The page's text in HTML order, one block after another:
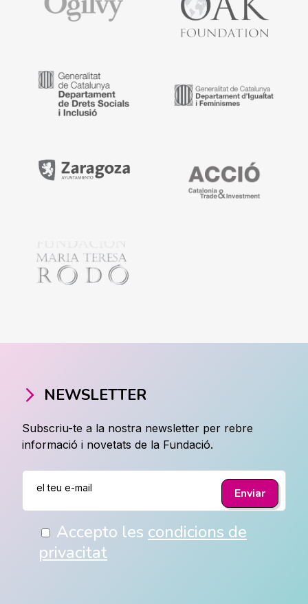
NEWSLETTER
Subscriu-te a la nostra newsletter per rebre
informació i novetats de la Fundació.
Accepto les condicions de
privacitat